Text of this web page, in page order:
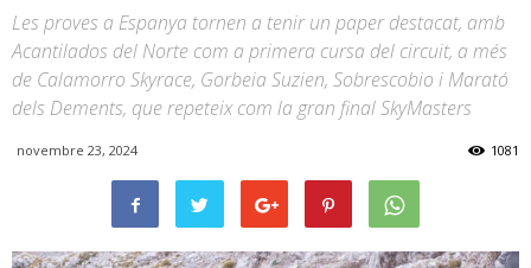
Les proves a Espanya tornen a tenir un paper destacat, amb
Acantilados del Norte com a primera cursa del circuit, a més
de Calamorro Skyrace, Gorbeia Suzien, Sobrescobio i Marató
dels Dements, que repeteix com la gran final SkyMasters
novembre 23, 2024 1081